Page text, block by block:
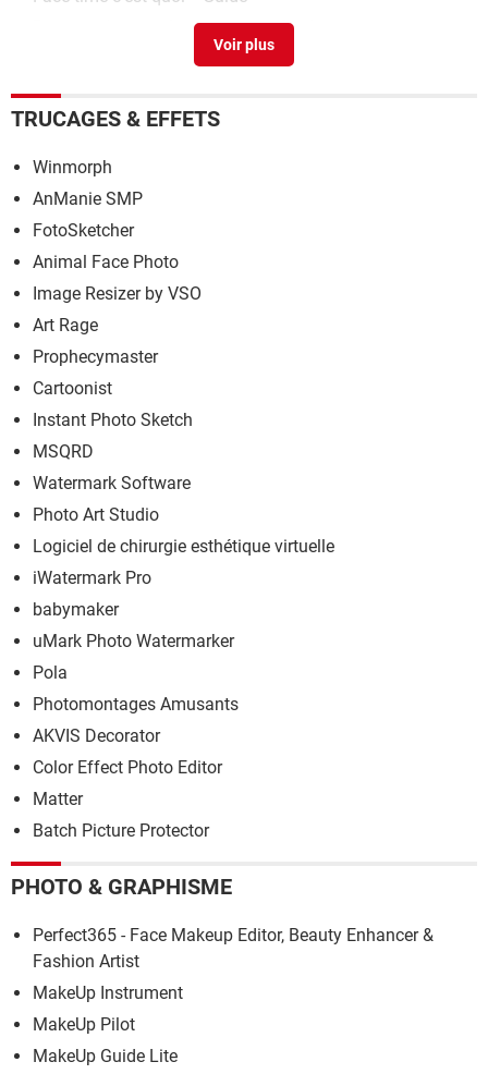
Partage photo en ligne gratuit> Guide
TRUCAGES & EFFETS
Winmorph
AnManie SMP
FotoSketcher
Animal Face Photo
Image Resizer by VSO
Art Rage
Prophecymaster
Cartoonist
Instant Photo Sketch
MSQRD
Watermark Software
Photo Art Studio
Logiciel de chirurgie esthétique virtuelle
iWatermark Pro
babymaker
uMark Photo Watermarker
Pola
Photomontages Amusants
AKVIS Decorator
Color Effect Photo Editor
Matter
Batch Picture Protector
PHOTO & GRAPHISME
Perfect365 - Face Makeup Editor, Beauty Enhancer &
Fashion Artist
MakeUp Instrument
MakeUp Pilot
MakeUp Guide Lite